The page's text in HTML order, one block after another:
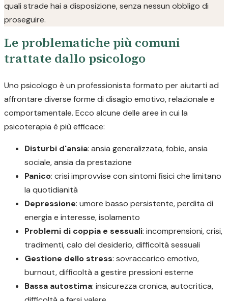
quali strade hai a disposizione, senza nessun obbligo di
proseguire.
Le problematiche più comuni
trattate dallo psicologo
Uno psicologo è un professionista formato per aiutarti ad
affrontare diverse forme di disagio emotivo, relazionale e
comportamentale. Ecco alcune delle aree in cui la
psicoterapia è più efficace:
Disturbi d'ansia: ansia generalizzata, fobie, ansia
sociale, ansia da prestazione
Panico: crisi improvvise con sintomi fisici che limitano
la quotidianità
Depressione: umore basso persistente, perdita di
energia e interesse, isolamento
Problemi di coppia e sessuali: incomprensioni, crisi,
tradimenti, calo del desiderio, difficoltà sessuali
Gestione dello stress: sovraccarico emotivo,
burnout, difficoltà a gestire pressioni esterne
Bassa autostima: insicurezza cronica, autocritica,